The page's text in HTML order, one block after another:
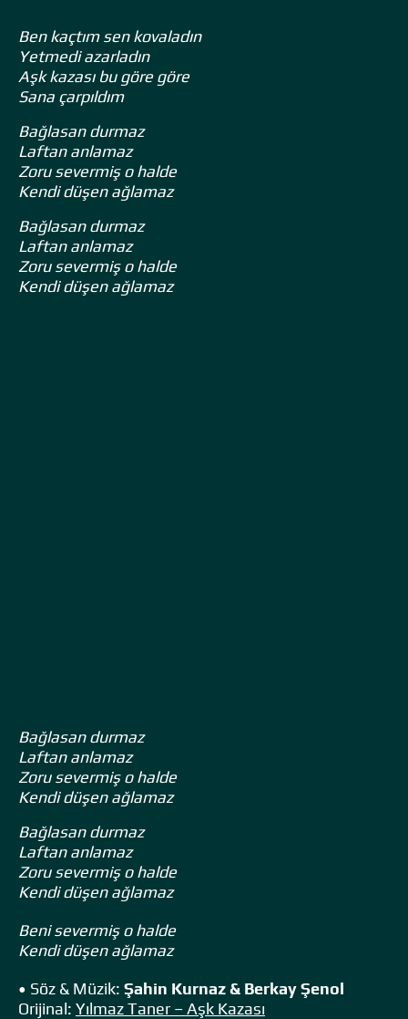
Ben kaçtım sen kovaladın
Yetmedi azarladın
Aşk kazası bu göre göre
Sana çarpıldım
Bağlasan durmaz
Laftan anlamaz
Zoru severmiş o halde
Kendi düşen ağlamaz
Bağlasan durmaz
Laftan anlamaz
Zoru severmiş o halde
Kendi düşen ağlamaz
Bağlasan durmaz
Laftan anlamaz
Zoru severmiş o halde
Kendi düşen ağlamaz
Bağlasan durmaz
Laftan anlamaz
Zoru severmiş o halde
Kendi düşen ağlamaz
Beni severmiş o halde
Kendi düşen ağlamaz
• Söz & Müzik: Şahin Kurnaz & Berkay Şenol
Orijinal: Yılmaz Taner – Aşk Kazası